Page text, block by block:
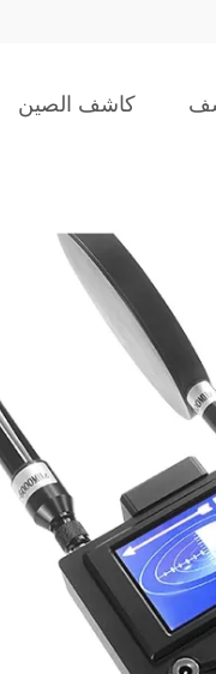
كاشف الصين